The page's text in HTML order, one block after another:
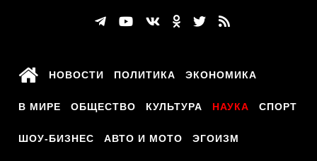
НОВОСТИ ПОЛИТИКА ЭКОНОМИКА
В МИРЕ ОБЩЕСТВО КУЛЬТУРА НАУКА СПОРТ
ШОУ-БИЗНЕС АВТО И МОТО ЭГОИЗМ